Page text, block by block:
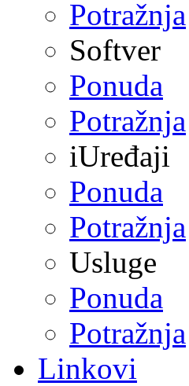
Potražnja
Softver
Ponuda
Potražnja
iUređaji
Ponuda
Potražnja
Usluge
Ponuda
Potražnja
Linkovi